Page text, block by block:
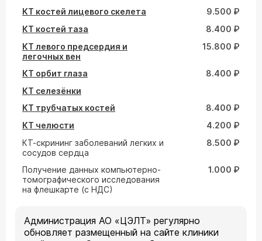
КТ костей лицевого скелета
9.500 ₽
КТ костей таза
8.400 ₽
КТ левого предсердия и
легочных вен
15.800 ₽
КТ орбит глаза
8.400 ₽
КТ селезёнки
КТ трубчатых костей
8.400 ₽
КТ челюсти
4.200 ₽
КТ-скрининг заболеваний легких и
сосудов сердца
8.500 ₽
Получение данных компьютерно-
томографического исследования
на флешкарте (с НДС)
1.000 ₽
Администрация АО «ЦЭЛТ» регулярно
обновляет размещенный на сайте клиники